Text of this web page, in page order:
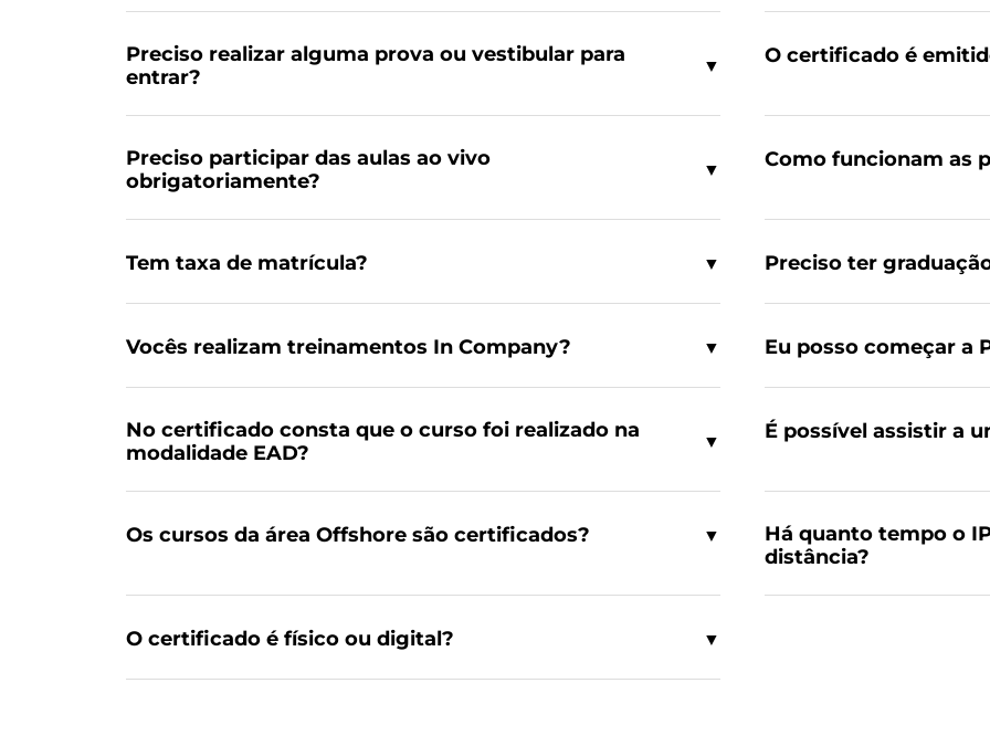
Preciso realizar alguma prova ou vestibular para
entrar?
▼ O certificado é
Preciso participar das aulas ao vivo
obrigatoriamente?
▼ Como funcionam as
Tem taxa de matrícula? ▼ Preciso ter
Vocês realizam treinamentos In Company? ▼ Eu posso começar a
No certificado consta que o curso foi realizado na
modalidade EAD?
▼ É possível assistir a
Os cursos da área Offshore são certificados? ▼
Há quanto tempo o
distância?
O certificado é físico ou digital? ▼